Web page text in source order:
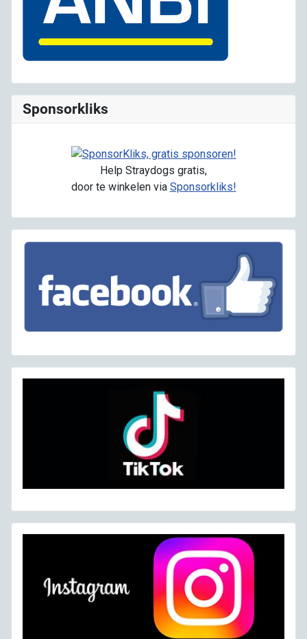
Sponsorkliks
Help Straydogs gratis,
door te winkelen via Sponsorkliks!